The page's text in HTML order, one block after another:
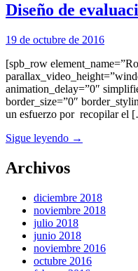
Diseño de
19 de octubre de 2016
[spb_row
animation_delay=”0″
border_size=”0″
un esfuerzo por recopilar el
Sigue leyendo →
Archivos
diciembre 2018
noviembre 2018
julio 2018
junio 2018
noviembre 2016
octubre 2016